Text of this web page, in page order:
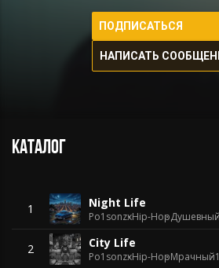
ПОДПИСАТЬСЯ
НАПИСАТЬ
Каталог
1 Night Life
Po1sonzxHip-HopДушевный
2 City Life
Po1sonzxHip-HopМрачный